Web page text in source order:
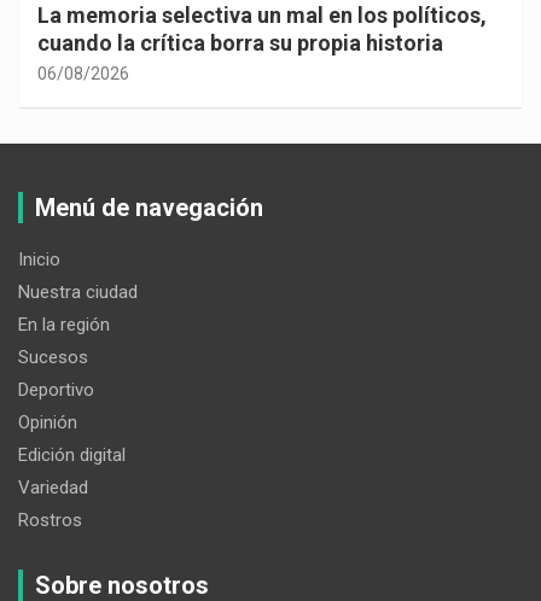
La memoria selectiva un mal en los políticos,
cuando la crítica borra su propia historia
06/08/2026
Menú de navegación
Inicio
Nuestra ciudad
En la región
Sucesos
Deportivo
Opinión
Edición digital
Variedad
Rostros
Sobre nosotros